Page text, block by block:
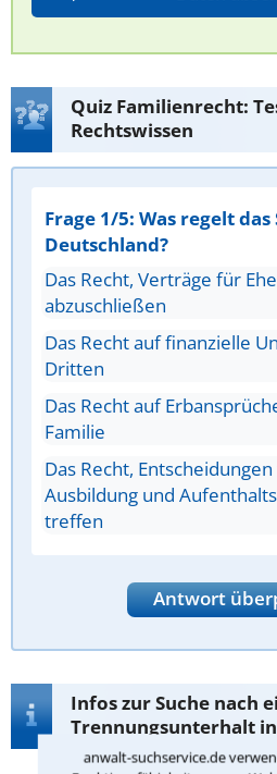
anwalt-suchservice.de
Quiz Familienrecht:
Rechtswissen
Frage 1/5: Was regelt
Deutschland?
Das Recht, Verträge für
abzuschließen
Das Recht auf finanzielle
Dritten
Das Recht auf
Familie
Das Recht,
Ausbildung und
treffen
Antwort
Infos zur Suche nach
Trennungsunterhalt